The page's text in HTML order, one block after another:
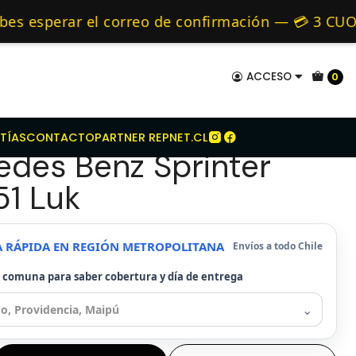
ACCESO 0
de confirmación — 💳 3 CUOTAS
CONTACTOPARTNER REPNET.CL
de 24 hrs hábiles.
Kit Embrague Para Mercedes Benz Sprinter Om651 Luk
🚚 Envíos diariamente a
Para
Benz Sprinter
Luk
RÁPIDA EN REGIÓN METROPOLITANA Envíos a todo Chile
comuna para saber cobertura y día de entrega
⌄